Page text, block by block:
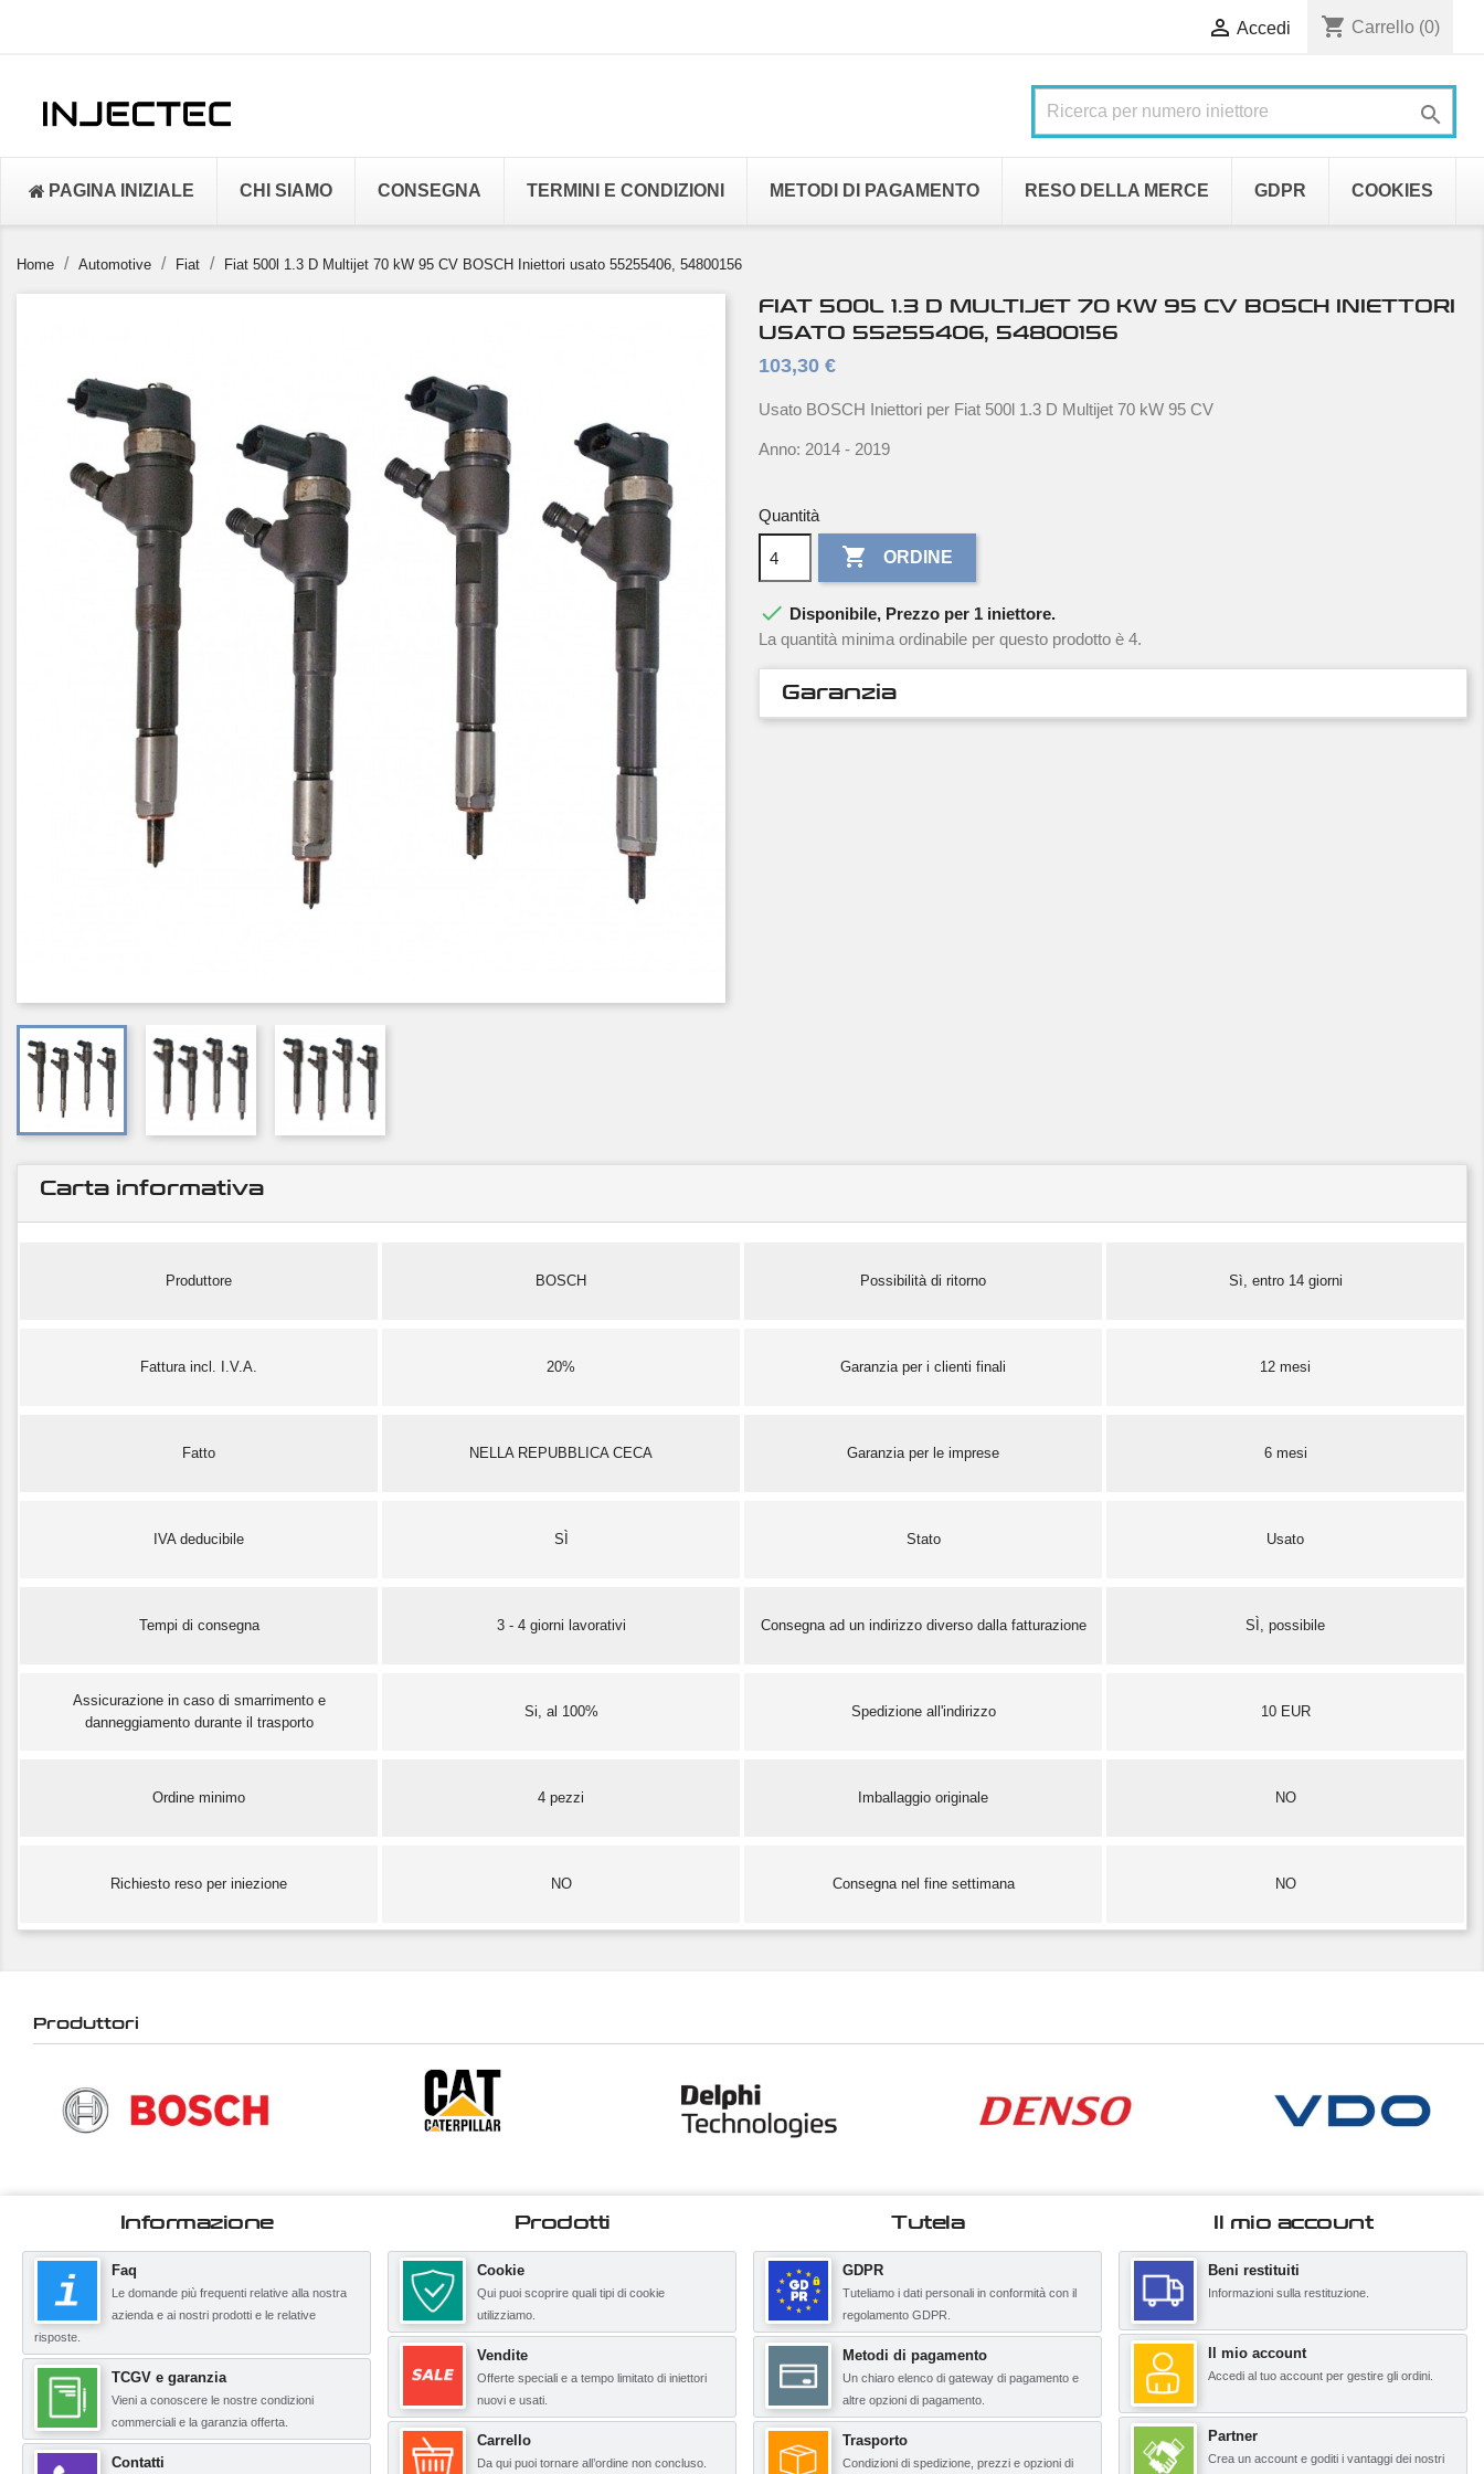
 Accedi shopping_cart Carrello (0)

PAGINA INIZIALE CHI SIAMO CONSEGNA TERMINI E CONDIZIONI METODI DI PAGAMENTO RESO DELLA MERCE GDPR COOKIES
Home Automotive Fiat Fiat 500l 1.3 D Multijet 70 kW 95 CV BOSCH Iniettori usato 55255406, 54800156
FIAT 500L 1.3 D MULTIJET 70 KW 95 CV BOSCH INIETTORI
USATO 55255406, 54800156
103,30 €
Usato BOSCH Iniettori per Fiat 500l 1.3 D Multijet 70 kW 95 CV
Anno: 2014 - 2019
Quantità
 ORDINE
 Disponibile, Prezzo per 1 iniettore.
La quantità minima ordinabile per questo prodotto è 4.
Garanzia
Carta informativa
Produttore BOSCH Possibilità di ritorno Sì, entro 14 giorni
Fattura incl. I.V.A. 20% Garanzia per i clienti finali 12 mesi
Fatto NELLA REPUBBLICA CECA Garanzia per le imprese 6 mesi
IVA deducibile SÌ Stato Usato
Tempi di consegna 3 - 4 giorni lavorativi Consegna ad un indirizzo diverso dalla fatturazione SÌ, possibile
Assicurazione in caso di smarrimento e
danneggiamento durante il trasporto
Si, al 100% Spedizione all'indirizzo 10 EUR
Ordine minimo 4 pezzi Imballaggio originale NO
Richiesto reso per iniezione NO Consegna nel fine settimana NO
Produttori
Informazione
Faq
Le domande più frequenti relative alla nostra
azienda e ai nostri prodotti e le relative
risposte.
TCGV e garanzia
Vieni a conoscere le nostre condizioni
commerciali e la garanzia offerta.
Contatti
Prodotti
Cookie
Qui puoi scoprire quali tipi di cookie
utilizziamo.
Vendite
Offerte speciali e a tempo limitato di iniettori
nuovi e usati.
Carrello
Da qui puoi tornare all’ordine non concluso.
Tutela
GDPR
Tuteliamo i dati personali in conformità con il
regolamento GDPR.
Metodi di pagamento
Un chiaro elenco di gateway di pagamento e
altre opzioni di pagamento.
Trasporto
Condizioni di spedizione, prezzi e opzioni di
Il mio account
Beni restituiti
Informazioni sulla restituzione.
Il mio account
Accedi al tuo account per gestire gli ordini.
Partner
Crea un account e goditi i vantaggi dei nostri